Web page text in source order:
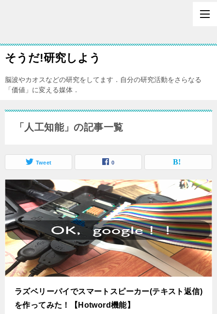
そうだ!研究しよう
脳波やカオスなどの研究をしてます．自分の研究活動をさらなる
「価値」に変える媒体．
「人工知能」の記事一覧
Tweet 0
ラズベリーパイでスマートスピーカー(テキスト返信)
を作ってみた！【Hotword機能】